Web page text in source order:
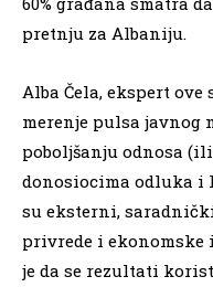
pretnju za Albaniju.
Alba Čela, ekspert ove
merenje pulsa javnog
poboljšanju odnosa
donosiocima odluka
su eksterni,
privrede i
je da se rezultati